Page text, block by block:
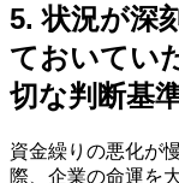
5. 状況が深
ておいてい
切な判断基
資金繰りの悪化が
際、企業の命運を